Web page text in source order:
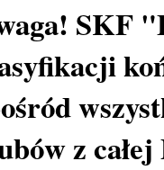
SKF
z